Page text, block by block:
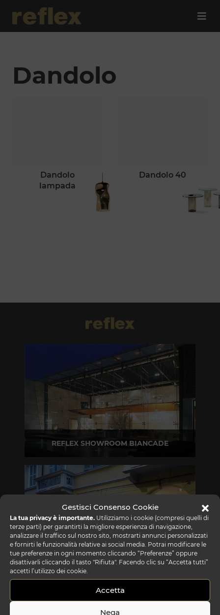
Gestisci Consenso Cookie
La tua privacy è importante. Utilizziamo i cookie (compresi quelli di
terze parti) per garantirti la migliore esperienza di navigazione,
analizzare il traffico sul nostro sito, mostrarti annunci personalizzati
e fornirti le funzionalità relative ai social media. Potrai modificare le
tue preferenze in ogni momento cliccando “Preferenze” oppure
disattivarli cliccando il tasto "Rifiuta". Facendo clic su “Accetta tutti”
accetti l’utilizzo dei cookie.
Accetta
Nega
Dandolo
dandolo
lampada
dandolo 40
REFLEX SHOWROOM BIANCADE
T +39 0422 849201
REFLEX SHOWROOM MILANO
Via Madonnina, 17 20121 Brera (MI)
T +39 02 80582955